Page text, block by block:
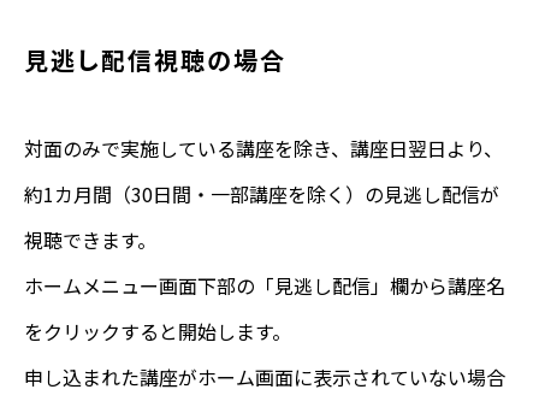
見逃し配信視聴の場合
対面のみで実施している講座を除き、講座日翌日より、
約1カ月間（30日間・一部講座を除く）の見逃し配信が
視聴できます。
ホームメニュー画面下部の「見逃し配信」欄から講座名
をクリックすると開始します。
申し込まれた講座がホーム画面に表示されていない場合